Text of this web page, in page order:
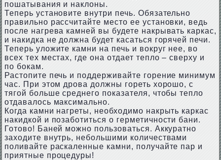
пошатывания и наклоны.
Теперь установите внутри печь. Обязательно
правильно рассчитайте место ее установки, ведь
после нагрева камней вы будете накрывать каркас,
и накидка не должна будет касаться горячей печи.
Теперь уложите камни на печь и вокруг нее, во
всех тех местах, где она отдает тепло – сверху и
по бокам.
Растопите печь и поддерживайте горение минимум
час. При этом дрова должны гореть хорошо, с
тягой больше среднего показателя, чтобы тепло
отдавалось максимально.
Когда камни нагреты, необходимо накрыть каркас
накидкой и позаботиться о герметичности бани.
Готово! Баней можно пользоваться. Аккуратно
заходите внутрь, небольшими количествами
поливайте раскаленные камни, получайте пар и
приятные процедуры!